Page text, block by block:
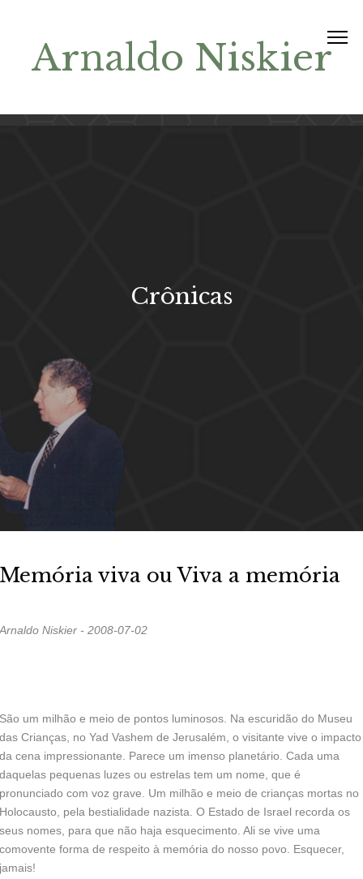
Arnaldo Niskier
Crônicas
Memória viva ou Viva a memória
Arnaldo Niskier - 2008-07-02
São um milhão e meio de pontos luminosos. Na escuridão do Museu
das Crianças, no Yad Vashem de Jerusalém, o visitante vive o impacto
da cena impressionante. Parece um imenso planetário. Cada uma
daquelas pequenas luzes ou estrelas tem um nome, que é
pronunciado com voz grave. Um milhão e meio de crianças mortas no
Holocausto, pela bestialidade nazista. O Estado de Israel recorda os
seus nomes, para que não haja esquecimento. Ali se vive uma
comovente forma de respeito à memória do nosso povo. Esquecer,
jamais!